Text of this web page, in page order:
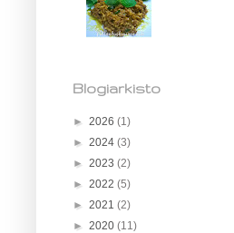
Blogiarkisto
► 2026 (1)
► 2024 (3)
► 2023 (2)
► 2022 (5)
► 2021 (2)
► 2020 (11)